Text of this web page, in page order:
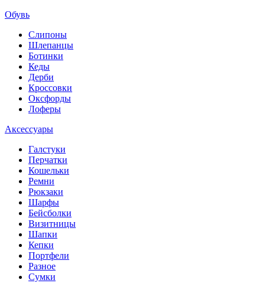
Обувь
Слипоны
Шлепанцы
Ботинки
Кеды
Дерби
Кроссовки
Оксфорды
Лоферы
Аксессуары
Галстуки
Перчатки
Кошельки
Ремни
Рюкзаки
Шарфы
Бейсболки
Визитницы
Шапки
Кепки
Портфели
Разное
Сумки